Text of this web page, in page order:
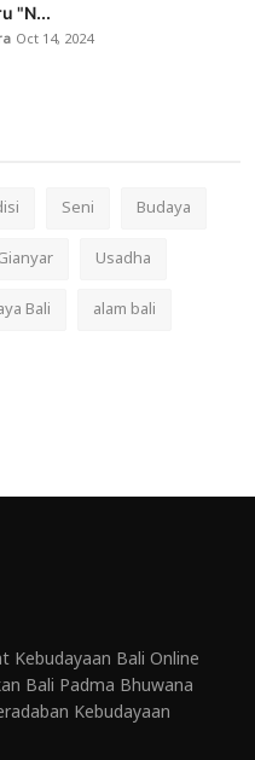
"N...
Oct 14, 2024
Seni
Budaya
Usadha
Bali alam bali
Kebudayaan Bali Online
Bali Padma Bhuwana
Kebudayaan